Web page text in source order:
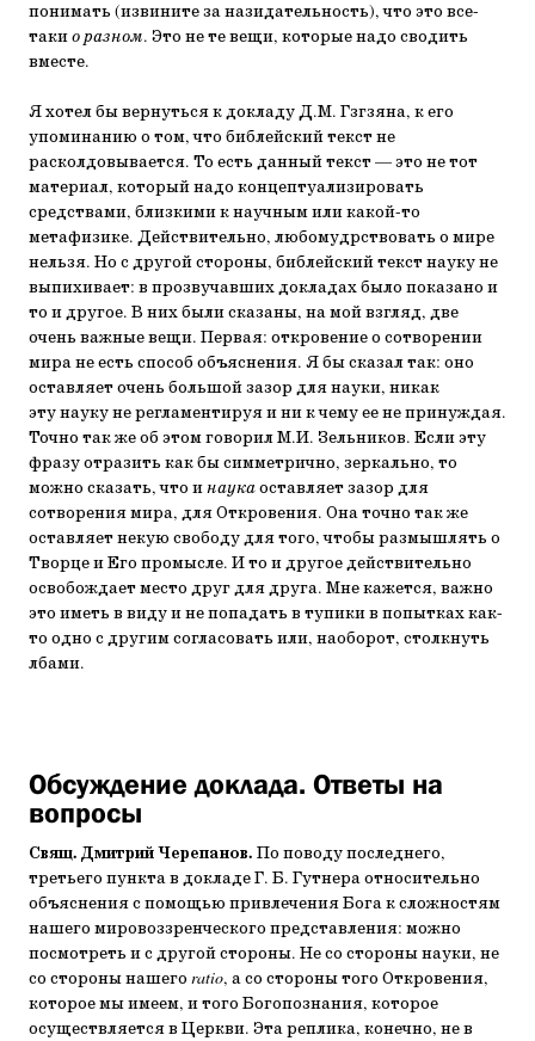
понимать (извините за назидательность), что это все-
такио разном. Это не те вещи, которые надо сводить
вместе.
Я хотел бы вернуться к докладу Д.М. Гзгзяна, к его
упоминанию о том, что библейский текст не
расколдовывается. То есть данный текст — это не тот
материал, который надо концептуализировать
средствами, близкими к научным или какой-то
метафизике. Действительно, любомудрствовать о мире
нельзя. Но с другой стороны, библейский текст науку не
выпихивает: в прозвучавших докладах было показано и
то и другое. В них были сказаны, на мой взгляд, две
очень важные вещи. Первая: откровение о сотворении
мира не есть способ объяснения. Я бы сказал так: оно
оставляет очень большой зазор для науки, никак
эту науку не регламентируя и ни к чему ее не принуждая.
Точно так же об этом говорил М.И. Зельников. Если эту
фразу отразить как бы симметрично, зеркально, то
можно сказать, что инаукаоставляет зазор для
сотворения мира, для Откровения. Она точно так же
оставляет некую свободу для того, чтобы размышлять о
Творце и Его промысле. И то и другое действительно
освобождает место друг для друга. Мне кажется, важно
это иметь в виду и не попадать в тупики в попытках как-
то одно с другим согласовать или, наоборот, столкнуть
лбами.
Обсуждение доклада. Ответы на
вопросы
Свящ. Дмитрий Черепанов. По поводу последнего,
третьего пункта в докладе Г. Б. Гутнера относительно
объяснения с помощью привлечения Бога к сложностям
нашего мировоззренческого представления: можно
посмотреть и с другой стороны. Не со стороны науки, не
со стороны нашего ratio, а со стороны того Откровения,
которое мы имеем, и того Богопознания, которое
осуществляется в Церкви. Эта реплика, конечно, не в